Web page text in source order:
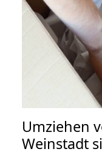
Umziehen
Weinstadt